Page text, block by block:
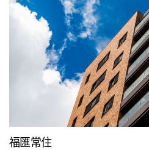
福匯常住